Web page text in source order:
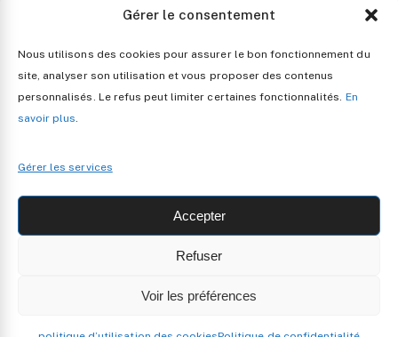
Gérer le consentement
Nous utilisons des cookies pour assurer le bon fonctionnement du
site, analyser son utilisation et vous proposer des contenus
personnalisés. Le refus peut limiter certaines fonctionnalités. En
savoir plus.
Gérer les services
Accepter
Refuser
Voir les préférences
Suivre ma commande
Retours et Remboursements
Politique de confidentialité
Conditions générales de vente
Politique d’utilisation des cookies
Copyright 2024 • Les Jouets Montessori •